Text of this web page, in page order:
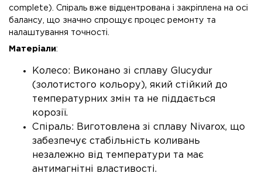
complete). Спіраль вже відцентрована і закріплена на осі
балансу, що значно спрощує процес ремонту та
налаштування точності.
Матеріали:
Колесо: Виконано зі сплаву Glucydur
(золотистого кольору), який стійкий до
температурних змін та не піддається
корозії.
Спіраль: Виготовлена зі сплаву Nivarox, що
забезпечує стабільність коливань
незалежно від температури та має
антимагнітні властивості.